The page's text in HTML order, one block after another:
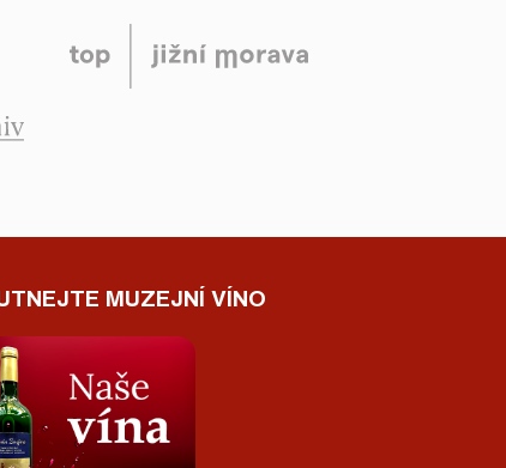
MUZEJNÍ VÍNO